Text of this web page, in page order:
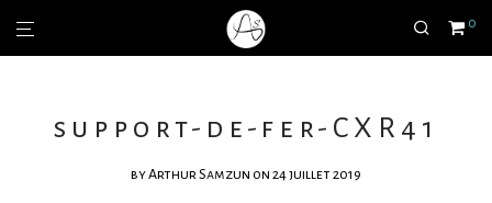
0
support-de-fer-CXR41
byArthur Samzun on 24 juillet 2019